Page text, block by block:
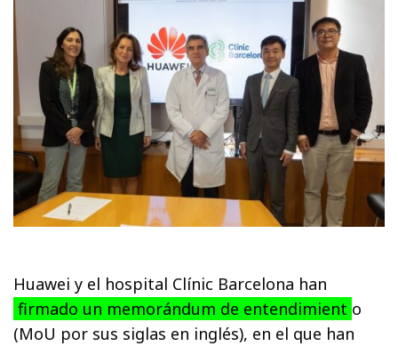
Huawei y el hospital Clínic Barcelona han
firmado un memorándum de entendimient o
(MoU por sus siglas en inglés), en el que han